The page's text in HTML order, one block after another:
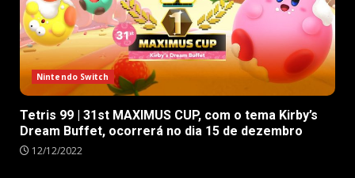
Nintendo Switch
Tetris 99 | 31st MAXIMUS CUP, com o tema Kirby’s
Dream Buffet, ocorrerá no dia 15 de dezembro
12/12/2022